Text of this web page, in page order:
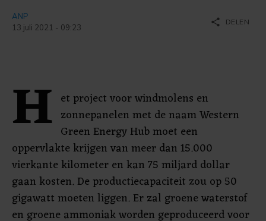
ANP
13 juli 2021 - 09:23
share DELEN
H et project voor windmolens en
zonnepanelen met de naam Western
Green Energy Hub moet een
oppervlakte krijgen van meer dan 15.000
vierkante kilometer en kan 75 miljard dollar
gaan kosten. De productiecapaciteit zou op 50
gigawatt moeten liggen. Er zal groene waterstof
en groene ammoniak worden geproduceerd voor